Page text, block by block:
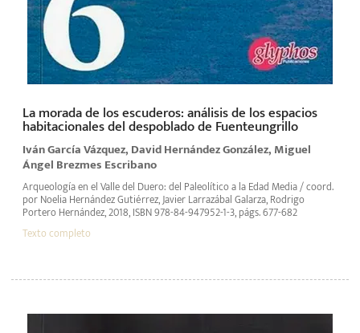
La morada de los escuderos: análisis de los espacios
habitacionales del despoblado de Fuenteungrillo
Iván García Vázquez, David Hernández González, Miguel
Ángel Brezmes Escribano
Arqueología en el Valle del Duero: del Paleolítico a la Edad Media / coord.
por Noelia Hernández Gutiérrez, Javier Larrazábal Galarza, Rodrigo
Portero Hernández, 2018, ISBN 978-84-947952-1-3, págs. 677-682
Texto completo